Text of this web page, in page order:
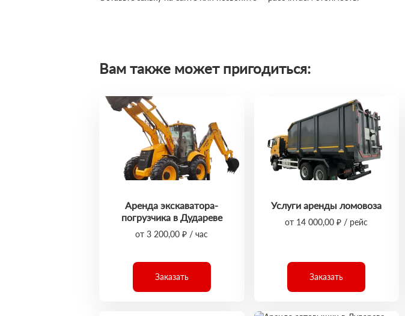
Вам также может пригодиться:
Аренда экскаватора-
погрузчика в Дудареве
от 3 200,00 ₽ / час
Заказать
Услуги аренды ломовоза
от 14 000,00 ₽ / рейс
Заказать